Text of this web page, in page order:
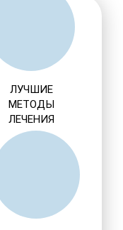
ЛУЧШИЕ
МЕТОДЫ
ЛЕЧЕНИЯ